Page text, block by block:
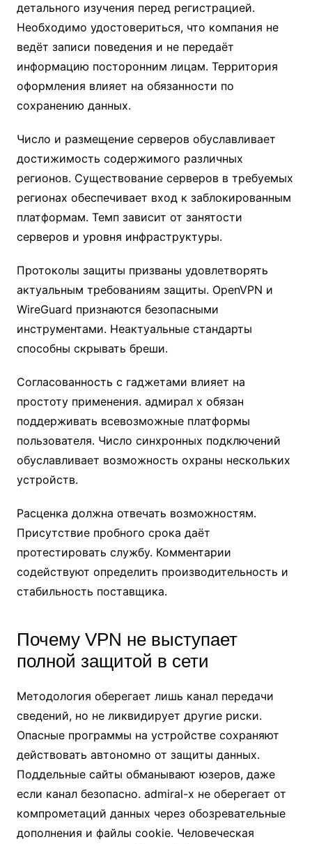
детального изучения перед регистрацией.
Необходимо удостовериться, что компания не
ведёт записи поведения и не передаёт
информацию посторонним лицам. Территория
оформления влияет на обязанности по
сохранению данных.
Число и размещение серверов обуславливает
достижимость содержимого различных
регионов. Существование серверов в требуемых
регионах обеспечивает вход к заблокированным
платформам. Темп зависит от занятости
серверов и уровня инфраструктуры.
Протоколы защиты призваны удовлетворять
актуальным требованиям защиты. OpenVPN и
WireGuard признаются безопасными
инструментами. Неактуальные стандарты
способны скрывать бреши.
Согласованность с гаджетами влияет на
простоту применения. адмирал х обязан
поддерживать всевозможные платформы
пользователя. Число синхронных подключений
обуславливает возможность охраны нескольких
устройств.
Расценка должна отвечать возможностям.
Присутствие пробного срока даёт
протестировать службу. Комментарии
содействуют определить производительность и
стабильность поставщика.
Почему VPN не выступает
полной защитой в сети
Методология оберегает лишь канал передачи
сведений, но не ликвидирует другие риски.
Опасные программы на устройстве сохраняют
действовать автономно от защиты данных.
Поддельные сайты обманывают юзеров, даже
если канал безопасно. admiral-x не оберегает от
компрометаций данных через обозревательные
дополнения и файлы cookie. Человеческая